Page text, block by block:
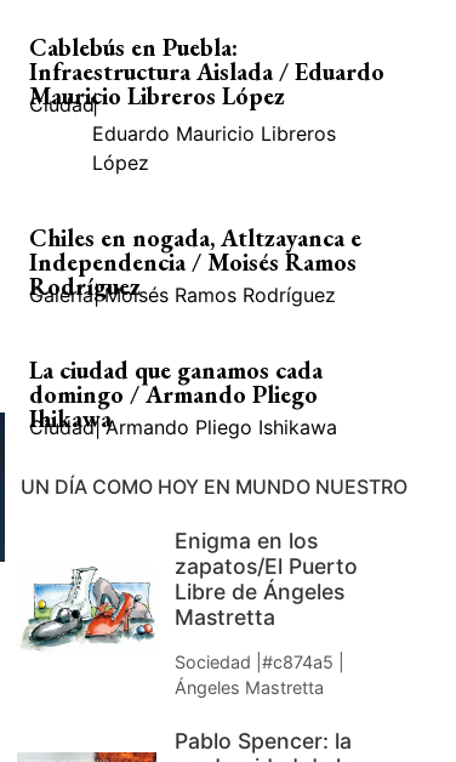
Cablebús en Puebla:
Infraestructura Aislada / Eduardo
Mauricio Libreros López
Ciudad|
Eduardo Mauricio Libreros
López
Chiles en nogada, Atltzayanca e
Independencia / Moisés Ramos
Rodríguez
Galería| Moisés Ramos Rodríguez
La ciudad que ganamos cada
domingo / Armando Pliego
Ihikawa
Ciudad| Armando Pliego Ishikawa
UN DÍA COMO HOY EN MUNDO NUESTRO
Enigma en los
zapatos/El Puerto
Libre de Ángeles
Mastretta
Sociedad |#c874a5 |
Ángeles Mastretta
Pablo Spencer: la